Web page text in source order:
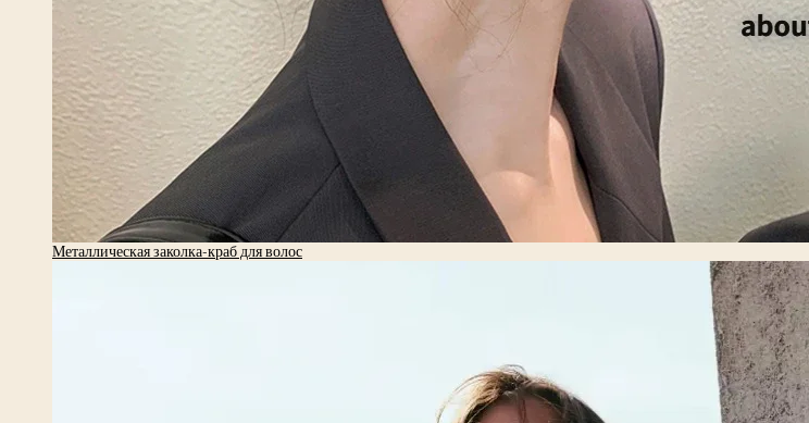
Металлическая заколка-краб для волос